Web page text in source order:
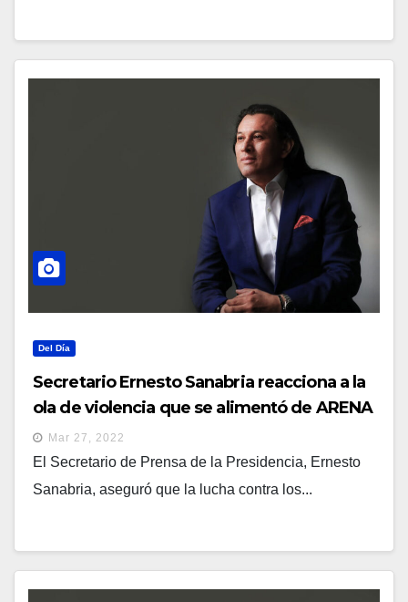
Del Día
Secretario Ernesto Sanabria reacciona a la
ola de violencia que se alimentó de ARENA
y FMLN
Mar 27, 2022
El Secretario de Prensa de la Presidencia, Ernesto
Sanabria, aseguró que la lucha contra los...